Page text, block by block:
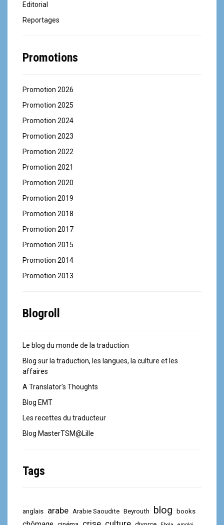
Editorial
Reportages
Promotions
Promotion 2026
Promotion 2025
Promotion 2024
Promotion 2023
Promotion 2022
Promotion 2021
Promotion 2020
Promotion 2019
Promotion 2018
Promotion 2017
Promotion 2015
Promotion 2014
Promotion 2013
Blogroll
Le blog du monde de la traduction
Blog sur la traduction, les langues, la culture et les
affaires
A Translator's Thoughts
Blog EMT
Les recettes du traducteur
Blog MasterTSM@Lille
Tags
anglais arabe Arabie Saoudite Beyrouth blog books